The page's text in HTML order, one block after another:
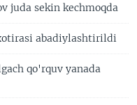
juda sekin kechmoqda
abadiylashtirildi
qo'rquv yanada